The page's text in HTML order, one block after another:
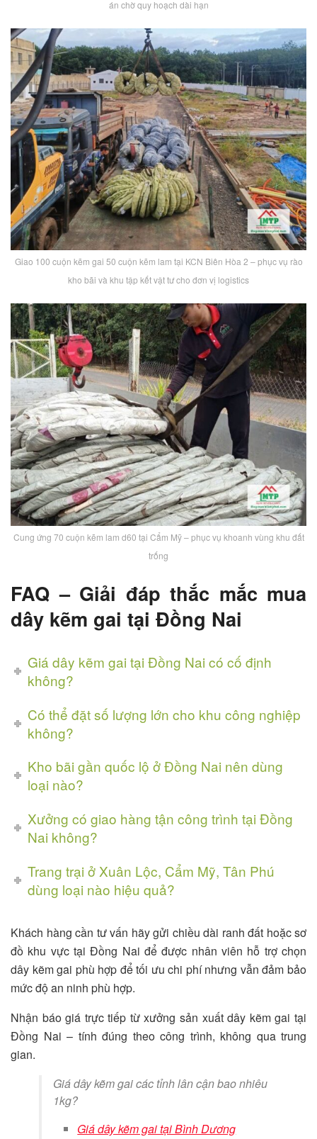
án chờ quy hoạch dài hạn
Giao 100 cuộn kẽm gai 50 cuộn kẽm lam tại KCN Biên Hòa 2 – phục vụ rào
kho bãi và khu tập kết vật tư cho đơn vị logistics
Cung ứng 70 cuộn kẽm lam d60 tại Cẩm Mỹ – phục vụ khoanh vùng khu đất
trống
FAQ – Giải đáp thắc mắc mua
dây kẽm gai tại Đồng Nai
Giá dây kẽm gai tại Đồng Nai có cố định
không?
Có thể đặt số lượng lớn cho khu công nghiệp
không?
Kho bãi gần quốc lộ ở Đồng Nai nên dùng
loại nào?
Xưởng có giao hàng tận công trình tại Đồng
Nai không?
Trang trại ở Xuân Lộc, Cẩm Mỹ, Tân Phú
dùng loại nào hiệu quả?
Khách hàng cần tư vấn hãy gửi chiều dài ranh đất hoặc sơ
đồ khu vực tại Đồng Nai để được nhân viên hỗ trợ chọn
dây kẽm gai phù hợp để tối ưu chi phí nhưng vẫn đảm bảo
mức độ an ninh phù hợp.
Nhận báo giá trực tiếp từ xưởng sản xuất dây kẽm gai tại
Đồng Nai – tính đúng theo công trình, không qua trung
gian.
Giá dây kẽm gai các tỉnh lân cận bao nhiêu
1kg?
Giá dây kẽm gai tại Bình Dương